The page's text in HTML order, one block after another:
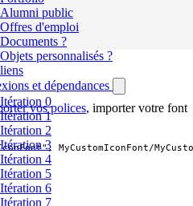
Alumni public
Offres d'emploi
Documents ?
Objets personnalisés ?
et dépendances
Itération 0
Itération 1
Itération 2
Itération 3
Itération 4
Itération 5
Itération 6
Itération 7
vos polices, importer votre font
MyCustomIconFont/